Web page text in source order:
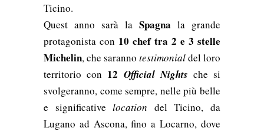
Ticino.
Quest anno sarà la Spagna la grande
protagonista con 10 chef tra 2 e 3 stelle
Michelin, che saranno testimonialdel loro
territorio con 12 Official Nights che si
svolgeranno, come sempre, nelle più belle
e significativelocation del Ticino, da
Lugano ad Ascona, fino a Locarno, dove